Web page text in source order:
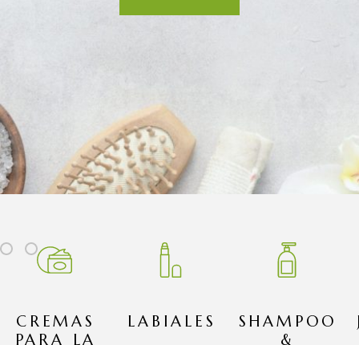
CREMAS
PARA LA
LABIALES
SHAMPOO
&